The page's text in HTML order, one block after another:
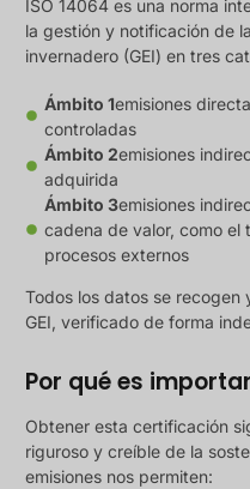
ISO 14064 es una norma
la gestión y notificación de
invernadero (GEI) en tres
Ámbito 1emisiones
controladas
Ámbito 2emisiones
adquirida
Ámbito 3emisiones
cadena de valor, como el
procesos externos
Todos los datos se recogen
GEI, verificado de forma
Por qué es
Obtener esta certificación
riguroso y creíble de la
emisiones nos permiten: